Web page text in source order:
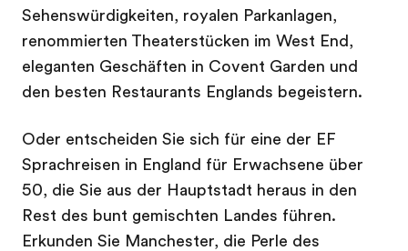
Sehenswürdigkeiten, royalen Parkanlagen,
renommierten Theaterstücken im West End,
eleganten Geschäften in Covent Garden und
den besten Restaurants Englands begeistern.
Oder entscheiden Sie sich für eine der EF
Sprachreisen in England für Erwachsene über
50, die Sie aus der Hauptstadt heraus in den
Rest des bunt gemischten Landes führen.
Erkunden Sie Manchester, die Perle des